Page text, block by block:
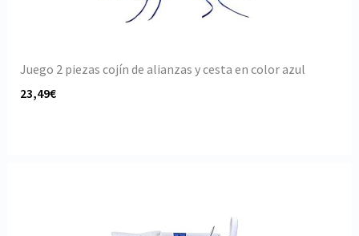
Juego 2 piezas cojín de alianzas y cesta en color azul
23,49€